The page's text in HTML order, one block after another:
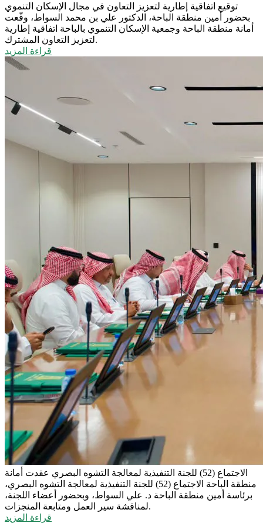
توقيع اتفاقية إطارية لتعزيز التعاون في مجال الإسكان التنموي
بحضور أمين منطقة الباحة، الدكتور علي بن محمد السواط، وقّعت
أمانة منطقة الباحة وجمعية الإسكان التنموي بالباحة اتفاقية إطارية
لتعزيز التعاون المشترك.
قراءة المزيد
الاجتماع (52) للجنة التنفيذية لمعالجة التشوه البصري
عقدت أمانة
منطقة الباحة الاجتماع (52) للجنة التنفيذية لمعالجة التشوه البصري،
برئاسة أمين منطقة الباحة د. علي السواط، وبحضور أعضاء اللجنة،
لمناقشة سير العمل ومتابعة المنجزات.
قراءة المزيد